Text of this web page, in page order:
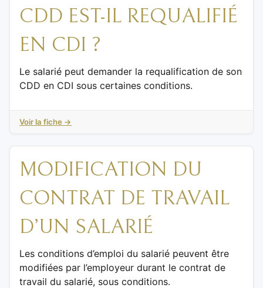
CDD EST-IL REQUALIFIÉ
EN CDI ?
Le salarié peut demander la requalification de son
CDD en CDI sous certaines conditions.
Voir la fiche →
MODIFICATION DU
CONTRAT DE TRAVAIL
D’UN SALARIÉ
Les conditions d’emploi du salarié peuvent être
modifiées par l’employeur durant le contrat de
travail du salarié, sous conditions.